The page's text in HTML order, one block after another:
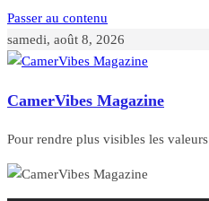
Passer au contenu
samedi, août 8, 2026
CamerVibes Magazine
Pour rendre plus visibles les valeurs